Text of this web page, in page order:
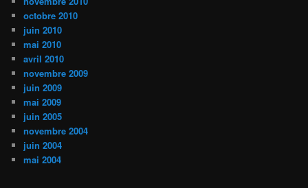
octobre 2010
juin 2010
mai 2010
avril 2010
novembre 2009
juin 2009
mai 2009
juin 2005
novembre 2004
juin 2004
mai 2004